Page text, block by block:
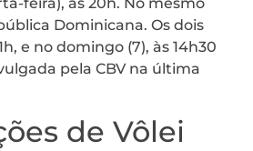
Dominicana. Os dois
e no domingo (7), às 14h30
pela CBV na última
de Vôlei